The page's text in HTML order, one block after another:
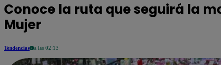
Conoce la ruta que seguirá la
Mujer
Tendencias a las 02:13